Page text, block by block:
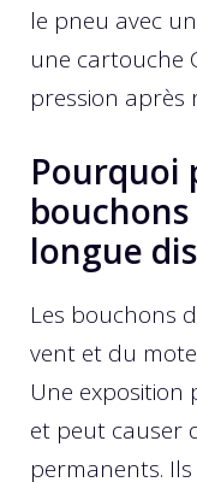
le pneu avec
une cartouche
pression après
Pourquoi
longue
Les bouchons
vent et du
Une
et peut causer
permanents.